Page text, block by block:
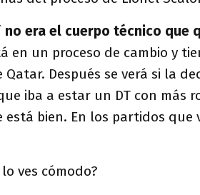
no era el cuerpo técnico que
en un proceso de cambio y
Después se verá si la
iba a estar un DT con más
está bien. En los partidos que
lo ves cómodo?